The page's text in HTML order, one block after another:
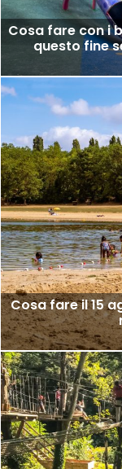
Cosa fare con i
questo fine
Cosa fare il 15